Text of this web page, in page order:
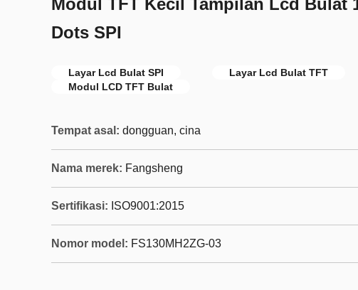
Modul TFT Kecil Tampilan Lcd Bulat
Dots SPI
Layar Lcd Bulat SPI
Layar Lcd Bulat TFT
Modul LCD TFT Bulat
Tempat asal: dongguan, cina
Nama merek: Fangsheng
Sertifikasi: ISO9001:2015
Nomor model: FS130MH2ZG-03